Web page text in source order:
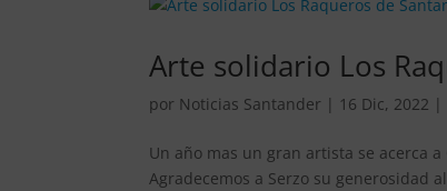
Arte solidario Los
por Noticias Santander | 16 Dic, 2022 |
Un año mas un gran artista se acerca
Agradecemos a Serzo su generosidad